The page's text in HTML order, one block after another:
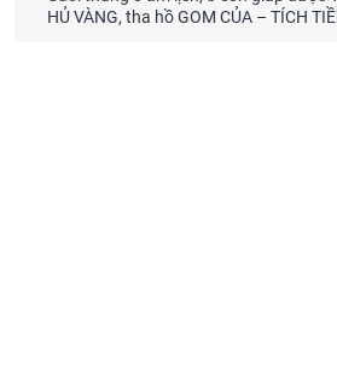
HỦ VÀNG, tha hồ GOM CỦA – TÍCH